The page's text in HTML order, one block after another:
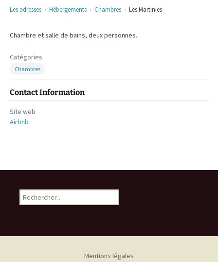
Les adresses Hébergements Chambres Les Martinies
Chambre et salle de bains, deux personnes.
Catégories
Chambres
Contact Information
Site web
Airbnb
Rechercher :
Mentions légales